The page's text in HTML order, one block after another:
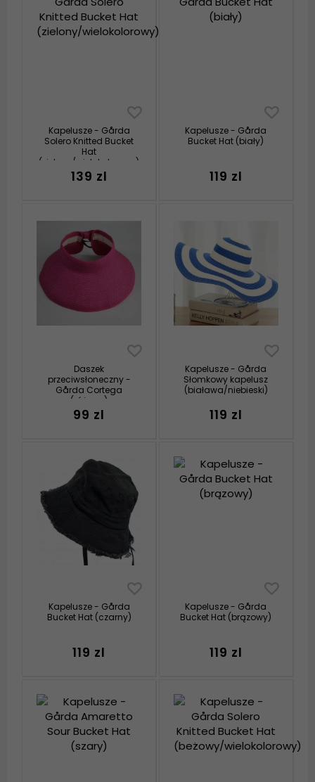
Kapelusze - Gårda
Solero Knitted Bucket
Hat
(zielony/wielokolorowy)
139 zl
Kapelusze - Gårda
Bucket Hat (biały)
119 zl
Daszek
przeciwsłoneczny -
Gårda Cortega
(różowy)
99 zl
Kapelusze - Gårda
Słomkowy kapelusz
(biaława/niebieski)
119 zl
Kapelusze - Gårda
Bucket Hat (czarny)
119 zl
Kapelusze - Gårda
Bucket Hat (brązowy)
119 zl